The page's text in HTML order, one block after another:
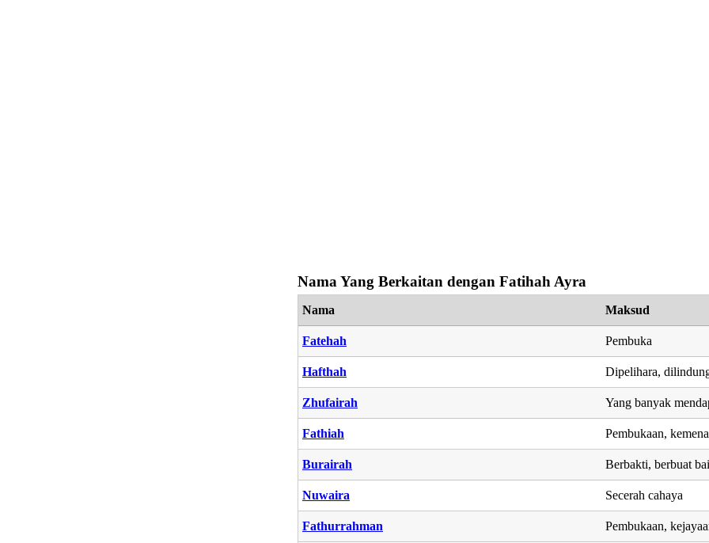
Nama Yang Berkaitan dengan Fatihah Ayra
Nama Maksud
Fatehah Pembuka
Hafthah Dipelihara,
Zhufairah Yang banyak
Fathiah Pembukaan,
Burairah Berbakti, berbuat
Nuwaira Secerah cahaya
Fathurrahman Pembukaan,